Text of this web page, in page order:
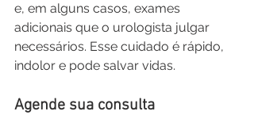
e, em alguns casos, exames
adicionais que o urologista julgar
necessários. Esse cuidado é rápido,
indolor e pode salvar vidas.
Agende sua consulta